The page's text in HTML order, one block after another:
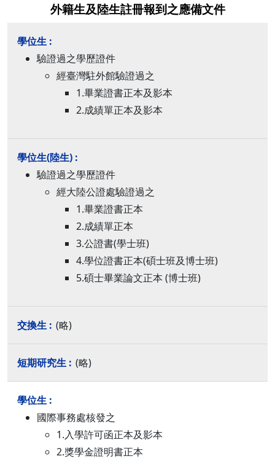
外籍生及陸生註冊報到之應備文件
驗證過之學歷證件
經臺灣駐外館驗證過之
1.畢業證書正本及影本
2.成績單正本及影本
驗證過之學歷證件
經大陸公證處驗證過之
1.畢業證書正本
2.成績單正本
3.公證書(學士班)
4.學位證書正本(碩士班及博士班)
5.碩士畢業論文正本 (博士班)
(略)
(略)
國際事務處核發之
1.入學許可函正本及影本
2.獎學金證明書正本